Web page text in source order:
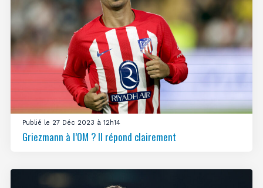
Publié le 27 Déc 2023 à 12h14
Griezmann à l’OM ? Il répond clairement